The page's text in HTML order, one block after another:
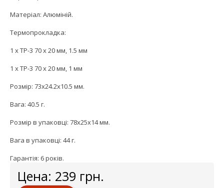
Матеріал: Алюміній.
Термопрокладка:
1 x TP-3 70 x 20 мм, 1.5 мм
1 x TP-3 70 x 20 мм, 1 мм
Розмір: 73x24.2x10.5 мм.
Вага: 40.5 г.
Розмір в упаковці: 78x25x14 мм.
Вага в упаковці: 44 г.
Гарантія: 6 років.
Цена: 239 грн.